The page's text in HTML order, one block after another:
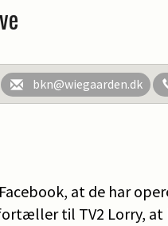
bkn@wiegaarden.dk
at de har
til TV2 Lorry, at